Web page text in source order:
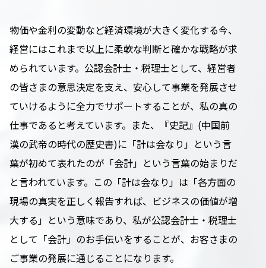
物価や金利の変動など経済環境が大きく変化する今、
経営にはこれまで以上に柔軟な判断と確かな戦略が求
められています。公認会計士・税理士として、経営者
の皆さまの意思決定を支え、安心して事業を発展させ
ていけるように全力でサポートすることが、私の真の
仕事であると考えています。また、『史記』(中国前
漢の武帝の時代の歴史書)に「計は会なり」という言
葉が初めて表れたのが「会計」という言葉の始まりだ
と言われています。この「計は会なり」は「各方面の
現場の真実を正しく報告すれば、ビジネスの価値が増
大する」という意味であり、私が公認会計士・税理士
として「会計」のお手伝いをすることが、お客さまの
ご事業の発展に通じることになります。